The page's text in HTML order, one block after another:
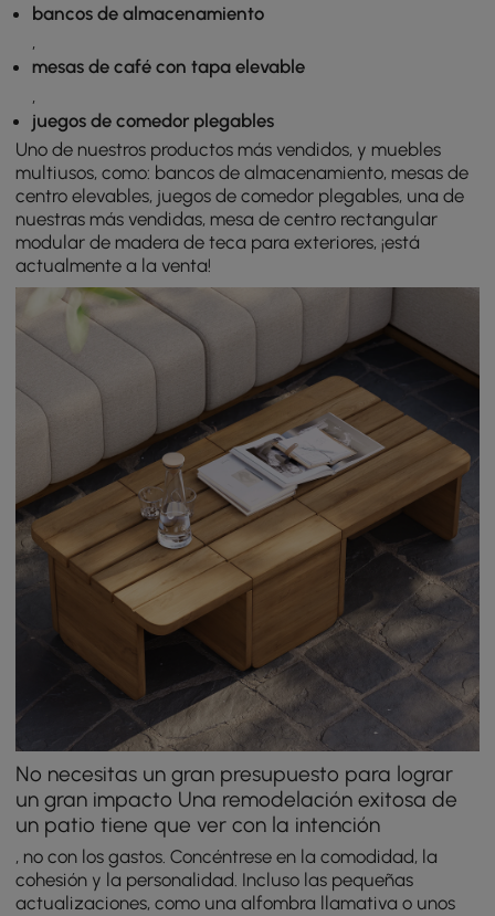
bancos de almacenamiento
,
mesas de café con tapa elevable
,
juegos de comedor plegables
Uno de nuestros productos más vendidos, y muebles
multiusos, como: bancos de almacenamiento, mesas de
centro elevables, juegos de comedor plegables, una de
nuestras más vendidas, mesa de centro rectangular
modular de madera de teca para exteriores, ¡está
actualmente a la venta!
No necesitas un gran presupuesto para lograr
un gran impacto Una remodelación exitosa de
un patio tiene que ver con la intención
, no con los gastos. Concéntrese en la comodidad, la
cohesión y la personalidad. Incluso las pequeñas
actualizaciones, como una alfombra llamativa o unos